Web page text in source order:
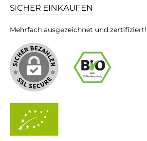
SICHER EINKAUFEN
Mehrfach ausgezeichnet und zertifiziert!